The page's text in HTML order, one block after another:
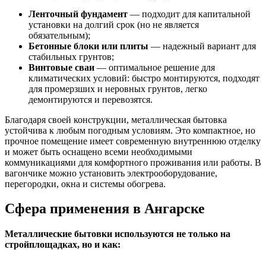
Ленточный фундамент — подходит для капитальной
установки на долгий срок (но не является
обязательным);
Бетонные блоки или плиты — надежный вариант для
стабильных грунтов;
Винтовые сваи — оптимальное решение для
климатических условий: быстро монтируются, подходят
для промерзших и неровных грунтов, легко
демонтируются и перевозятся.
Благодаря своей конструкции, металлическая бытовка
устойчива к любым погодным условиям. Это компактное, но
прочное помещение имеет современную внутреннюю отделку
и может быть оснащено всеми необходимыми
коммуникациями для комфортного проживания или работы. В
вагончике можно установить электрооборудование,
перегородки, окна и системы обогрева.
Сфера применения в Ангарске
Металлические бытовки используются не только на
стройплощадках, но и как: